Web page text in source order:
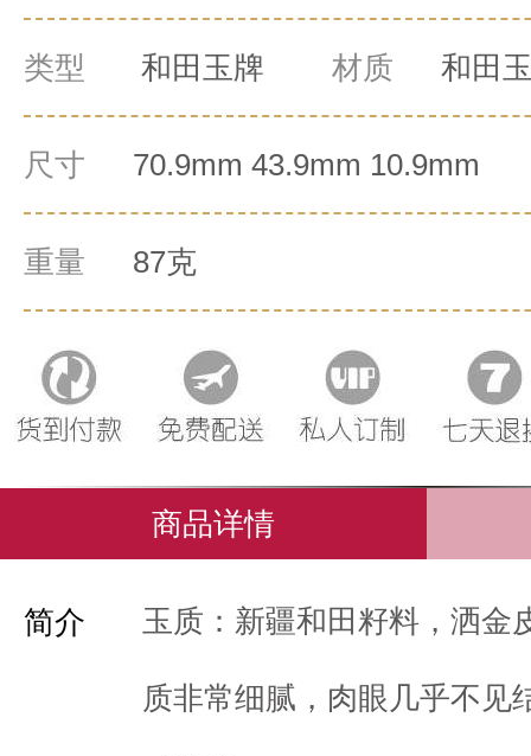
类型 和田玉牌 材质 和田
尺寸 70.9mm 43.9mm 10.9mm
重量 87克
商品详情
简介 玉质：新疆和田籽料，洒金
质非常细腻，肉眼几乎不见